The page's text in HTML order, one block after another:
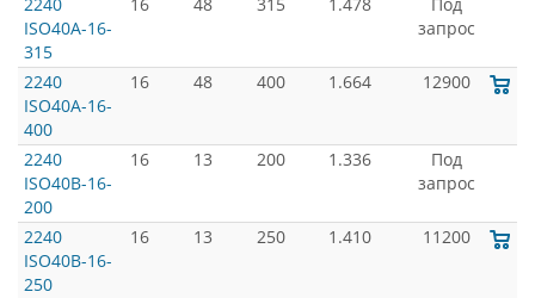
ISO40A-16-
315
запрос
2240
ISO40A-16-
400
16 48 400 1.664 12900
2240
ISO40B-16-
200
16 13 200 1.336
Под
запрос
2240
ISO40B-16-
250
16 13 250 1.410 11200